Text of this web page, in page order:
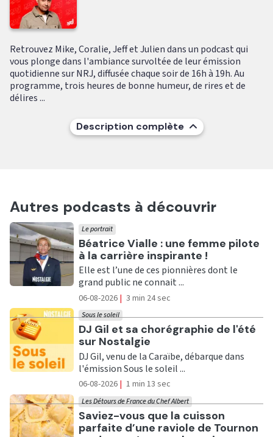
Retrouvez Mike, Coralie, Jeff et Julien dans un podcast qui
vous plonge dans l'ambiance survoltée de leur émission
quotidienne sur NRJ, diffusée chaque soir de 16h à 19h. Au
programme, trois heures de bonne humeur, de rires et de
délires ...
Description complète
Autres podcasts à découvrir
Ecouter
Béatrice Vialle : une femme pilote
à la carrière inspirante !
Le portrait
Elle est l’une de ces pionnières dont le
grand public ne connait ...
06-08-2026 | 3 min 24 sec
Ecouter
DJ Gil et sa chorégraphie de l'été
sur Nostalgie
Sous le soleil
DJ Gil, venu de la Caraïbe, débarque dans
l'émission Sous le soleil ...
06-08-2026 | 1 min 13 sec
Ecouter
Saviez-vous que la cuisson
parfaite d’une raviole de Tournon
Les Détours de France du Chef Albert